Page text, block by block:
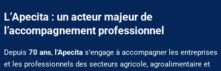
L’Apecita : un acteur majeur de
l’accompagnement professionnel
Depuis 70 ans, l’Apecitas’engage à accompagner les entreprises
et les professionnels des secteurs agricole, agroalimentaire et